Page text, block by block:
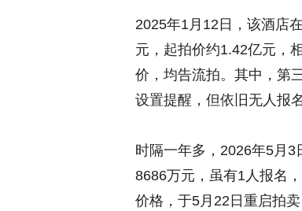
2025年1月12日，该酒店
元，起拍价约1.42亿元，
价，均告流拍。其中，第
设置提醒，但依旧无人报名
时隔一年多，2026年5月
8686万元，虽有1人报名
价格，于5月22日重启拍